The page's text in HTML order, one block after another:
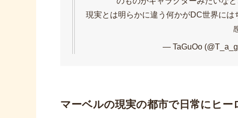
現実とは明らかに違う何かがDC世界に
— TaGuOo
マーベルの現実の都市で日常にヒー